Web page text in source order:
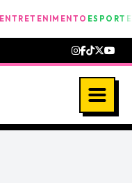
ENTRETENIMENTO